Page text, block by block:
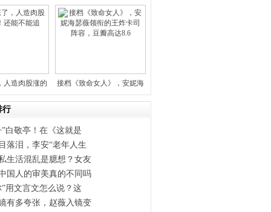
曝
纪录
人造肉股涨的
！
接档《致命女人》，安妮海
瑟薇领
行
白敬亭！在《这就是
落泪，李安“老年人生
生活混乱是臆想？女友
国人的审美真的不同吗
”用文言文怎么说？这
有多夸张，赵薇入镜变